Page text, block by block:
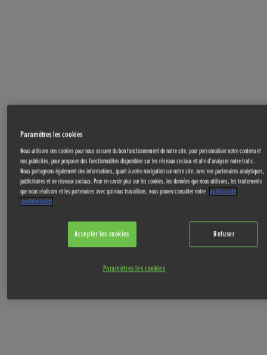
Paramètres les cookies
Nous utilisons des cookies pour nous assurer du bon fonctionnement de notre site, pour personnaliser notre contenu et
nos publicités, pour proposer des fonctionnalités disponibles sur les réseaux sociaux et afin d’analyser notre trafic.
Nous partageons également des informations, quant à votre navigation sur notre site, avec nos partenaires analytiques,
publicitaires et de réseaux sociaux. Pour en savoir plus sur les cookies, les données que nous utilisons, les traitements
que nous réalisons et les partenaires avec qui nous travaillons, vous pouvez consulter notre politique de
confidentialité.
Refuser
Accepter les cookies
Paramètres les cookies